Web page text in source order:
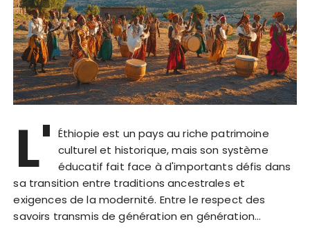
L' Éthiopie est un pays au riche patrimoine
culturel et historique, mais son système
éducatif fait face à d'importants défis dans
sa transition entre traditions ancestrales et
exigences de la modernité. Entre le respect des
savoirs transmis de génération en génération…